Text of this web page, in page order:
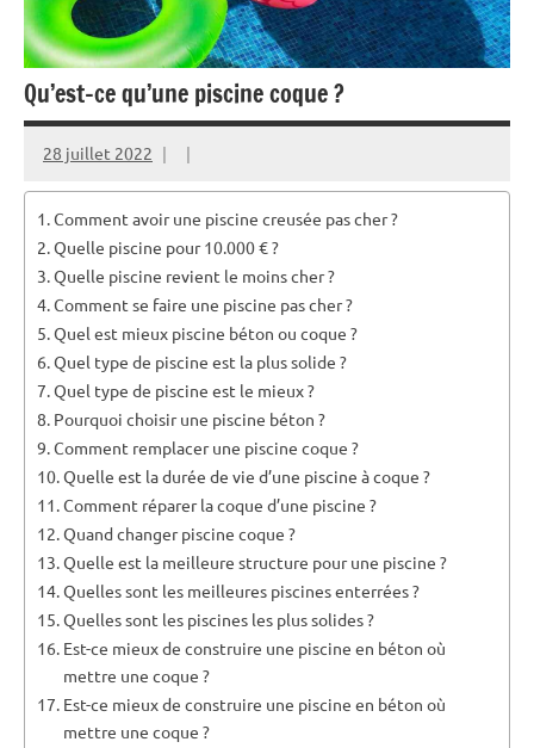
Qu’est-ce qu’une piscine coque ?
28 juillet 2022
Comment avoir une piscine creusée pas cher ?
Quelle piscine pour 10.000 € ?
Quelle piscine revient le moins cher ?
Comment se faire une piscine pas cher ?
Quel est mieux piscine béton ou coque ?
Quel type de piscine est la plus solide ?
Quel type de piscine est le mieux ?
Pourquoi choisir une piscine béton ?
Comment remplacer une piscine coque ?
Quelle est la durée de vie d’une piscine à coque ?
Comment réparer la coque d’une piscine ?
Quand changer piscine coque ?
Quelle est la meilleure structure pour une piscine ?
Quelles sont les meilleures piscines enterrées ?
Quelles sont les piscines les plus solides ?
Est-ce mieux de construire une piscine en béton où
mettre une coque ?
Est-ce mieux de construire une piscine en béton où
mettre une coque ?